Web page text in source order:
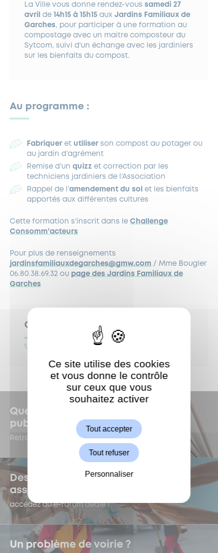
La Ville vous donne rendez-vous samedi 27
avril de 14h15 à 15h15 aux Jardins Familiaux de
Garches, pour participer à une formation au
compostage avec un maitre composteur du
Sytcom, suivi d’un échange avec les jardiniers
sur les bienfaits du compost.
Au programme :
Fabriquer et utiliser son compost au potager ou
au jardin d’agrément
Remise d’un quizz et correction par les
techniciens jardiniers de l’Association
Rappel de l’amendement du sol et les bienfaits
apportés aux différentes cultures
Cette formation s’inscrit dans le Challenge
Consomm’acteurs
Pour plus de renseignements
jardinsfamiliauxdegarches@gmw.com / Mme Bougler
06.80.38.69.32 ou page des Jardins Familiaux de
Garches
Contact
Quelles sont les dernières
publications à Garches ?
Retrouvez-les dans le Kiosque !
Des questions sur la vie
associative ?
accédez au e-forum dédié !
Un problème de voirie ?
ShareThis est désactivé.
Ce site utilise des cookies
et vous donne le contrôle
sur ceux que vous
souhaitez activer
Tout accepter
Tout refuser
Personnaliser